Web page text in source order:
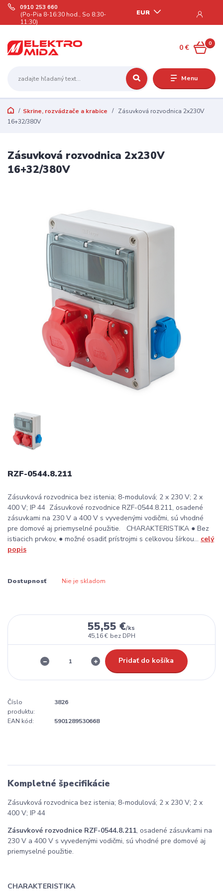
Menu
EUR
0910 253 660
(Po-Pia 8-16:30 hod., So 8:30-
11:30)
0
0 €
Skrine, rozvádzače a krabice
Zásuvková rozvodnica 2x230V
16+32/380V
Zásuvková rozvodnica 2x230V
16+32/380V
RZF-0544.8.211
Zásuvková rozvodnica bez istenia; 8-modulová; 2 x 230 V; 2 x
400 V; IP 44 Zásuvkové rozvodnice RZF-0544.8.211, osadené
zásuvkami na 230 V a 400 V s vyvedenými vodičmi, sú vhodné
pre domové aj priemyselné použitie. CHARAKTERISTIKA ● Bez
istiacich prvkov, ● možné osadiť prístrojmi s celkovou šírkou... celý
popis
Dostupnosť Nie je skladom
55,55 €/ks
45,16 € bez DPH
Pridať do košíka
Číslo
produktu:
3826
EAN kód: 5901289530668
Kompletné špecifikácie
Zásuvková rozvodnica bez istenia; 8-modulová; 2 x 230 V; 2 x
400 V; IP 44
Zásuvkové rozvodnice RZF-0544.8.211, osadené zásuvkami na
230 V a 400 V s vyvedenými vodičmi, sú vhodné pre domové aj
priemyselné použitie.
CHARAKTERISTIKA